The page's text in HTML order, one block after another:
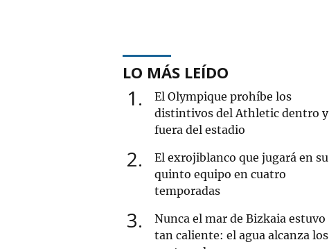
LO MÁS LEÍDO
1
El Olympique prohíbe los
distintivos del Athletic dentro y
fuera del estadio
2
El exrojiblanco que jugará en su
quinto equipo en cuatro
temporadas
3
Nunca el mar de Bizkaia estuvo
tan caliente: el agua alcanza los